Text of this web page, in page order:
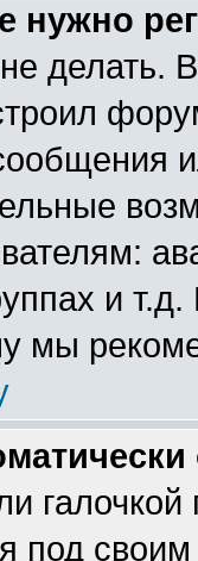
нужно
делать.
и
мы
галочкой
под